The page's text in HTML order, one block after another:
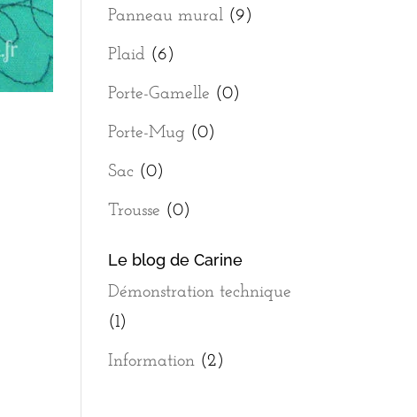
Panneau mural (9)
Plaid (6)
Porte-Gamelle (0)
Porte-Mug (0)
Sac (0)
Trousse (0)
Le blog de Carine
Démonstration technique
(1)
Information(2)